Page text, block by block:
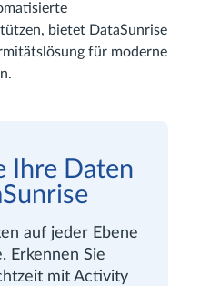
bietet DataSunrise
für moderne
Ihre Daten
auf jeder Ebene
Erkennen Sie
mit Activity